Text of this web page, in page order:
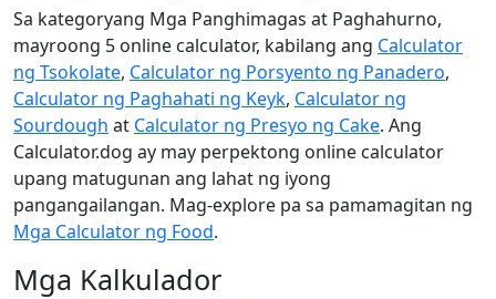
Sa kategoryang Mga Panghimagas at Paghahurno,
mayroong 5 online calculator, kabilang ang Calculator
ng Tsokolate, Calculator ng Porsyento ng Panadero,
Calculator ng Paghahati ng Keyk, Calculator ng
Sourdough at Calculator ng Presyo ng Cake. Ang
Calculator.dog ay may perpektong online calculator
upang matugunan ang lahat ng iyong
pangangailangan. Mag-explore pa sa pamamagitan ng
Mga Calculator ng Food.
Mga Kalkulador